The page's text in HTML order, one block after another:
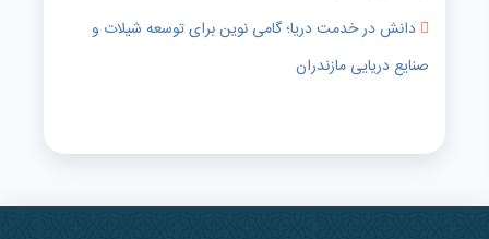
دانش در خدمت دریا؛ گامی نوین برای توسعه شیلات و
صنایع دریایی مازندران